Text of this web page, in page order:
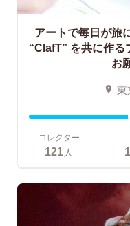
アートで毎日が旅
“ClafT” を共に作る
お
東
コレクター
121人